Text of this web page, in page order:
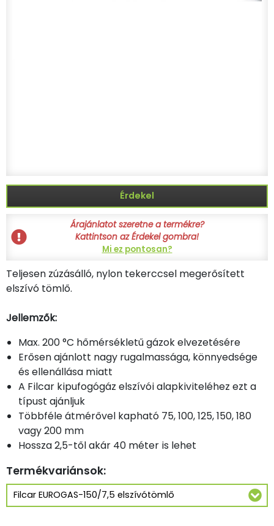
Érdekel
Árajánlatot szeretne a termékre?
Kattintson az Érdekel gombra!
Mi ez pontosan?
Teljesen zúzásálló, nylon tekerccsel megerősített
elszívó tömlő.
Jellemzők:
Max. 200 °C hőmérsékletű gázok elvezetésére
Erősen ajánlott nagy rugalmassága, könnyedsége
és ellenállása miatt
A Filcar kipufogógáz elszívói alapkiviteléhez ezt a
típust ajánljuk
Többféle átmérővel kapható 75, 100, 125, 150, 180
vagy 200 mm
Hossza 2,5-től akár 40 méter is lehet
Termékvariánsok: